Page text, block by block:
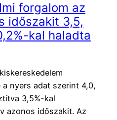
forgalom az
időszakit 3,5,
kal haladta
nyers adat szerint 4,0,
3,5%-kal
azonos időszakit. Az